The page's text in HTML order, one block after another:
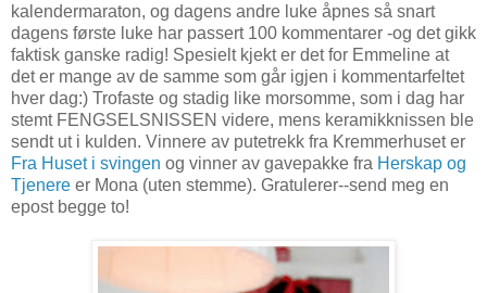
kalendermaraton, og dagens andre luke åpnes så snart
dagens første luke har passert 100 kommentarer -og det gikk
faktisk ganske radig! Spesielt kjekt er det for Emmeline at
det er mange av de samme som går igjen i kommentarfeltet
hver dag:) Trofaste og stadig like morsomme, som i dag har
stemt FENGSELSNISSEN videre, mens keramikknissen ble
sendt ut i kulden. Vinnere av putetrekk fra Kremmerhuset er
Fra Huset i svingen og vinner av gavepakke fra Herskap og
Tjenere er Mona (uten stemme). Gratulerer--send meg en
epost begge to!